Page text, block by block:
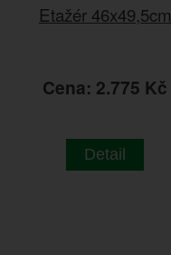
Etažér 46x49,5cm
Cena: 2.775 Kč
Detail